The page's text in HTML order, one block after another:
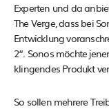
Experten und da
The Verge, dass bei
Entwicklung
2“. Sonos möchte
klingendes Produkt
So sollen mehrere